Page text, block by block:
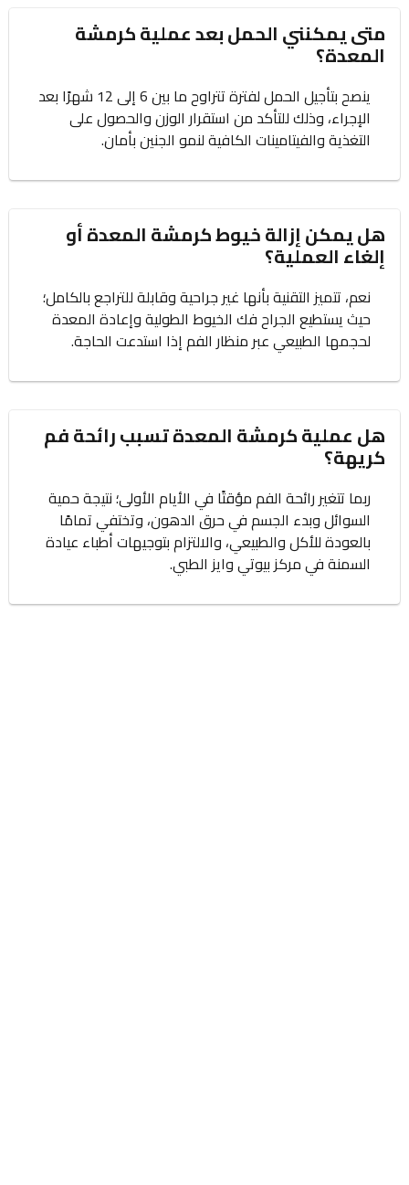
متى يمكنني الحمل بعد عملية كرمشة
المعدة؟
ينصح بتأجيل الحمل لفترة تتراوح ما بين 6 إلى 12 شهرًا بعد
الإجراء، وذلك للتأكد من استقرار الوزن والحصول على
التغذية والفيتامينات الكافية لنمو الجنين بأمان.
هل يمكن إزالة خيوط كرمشة المعدة أو
إلغاء العملية؟
نعم، تتميز التقنية بأنها غير جراحية وقابلة للتراجع بالكامل؛
حيث يستطيع الجراح فك الخيوط الطولية وإعادة المعدة
لحجمها الطبيعي عبر منظار الفم إذا استدعت الحاجة.
هل عملية كرمشة المعدة تسبب رائحة فم
كريهة؟
ربما تتغير رائحة الفم مؤقتًا في الأيام الأولى؛ نتيجة حمية
السوائل وبدء الجسم في حرق الدهون، وتختفي تمامًا
بالعودة للأكل والطبيعي، والالتزام بتوجيهات أطباء عيادة
السمنة في مركز بيوتي وايز الطبي.